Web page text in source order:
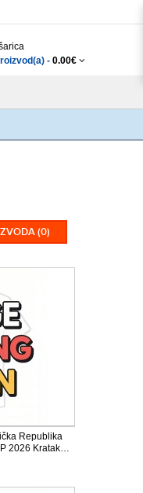
- 0.00€
(0)
Republika
2026 Kratak